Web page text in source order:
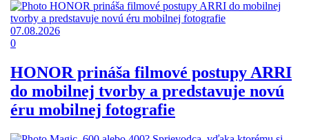
07.08.2026
0
HONOR prináša filmové postupy ARRI
do mobilnej tvorby a predstavuje novú
éru mobilnej fotografie